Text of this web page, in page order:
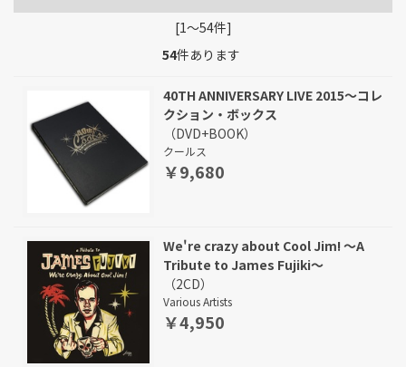
[1～54件]
54件あります
40TH ANNIVERSARY LIVE 2015～コレ
クション・ボックス
（DVD+BOOK）
クールス
￥9,680
We're crazy about Cool Jim! ～A
Tribute to James Fujiki～
（2CD）
Various Artists
￥4,950